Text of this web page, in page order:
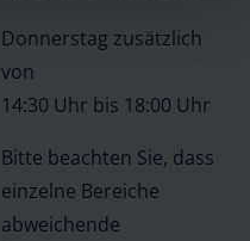
Donnerstag zusätzlich
von
14:30 Uhr bis 18:00 Uhr
Bitte beachten Sie, dass
einzelne Bereiche
abweichende